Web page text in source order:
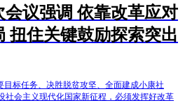
会议强调 依靠改革应对
扭住关键鼓励探索突出
目标任务、决胜脱贫攻坚、全面建成小康社
社会主义现代化国家新征程，必须发挥好改革